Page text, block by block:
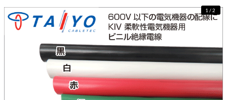
HDMIケーブル・周辺機器／RCAケーブル
電話線／コネクタ／アダプタ
光ファイバー・融着接続機関連
LANケーブル・コネクタ・関連資材/機器
LAN配線工事
電気配管工事
EV充電設備工事
照明設置工事
1/2